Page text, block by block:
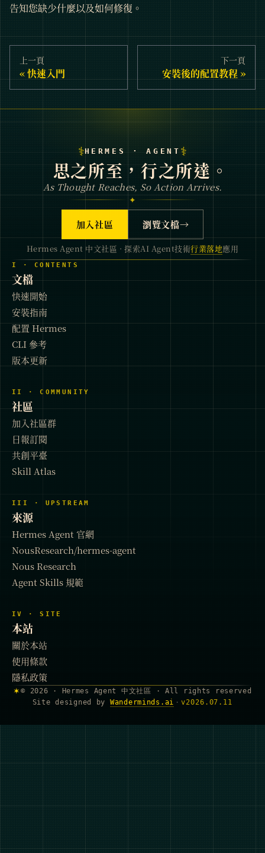
告知您缺少什麼以及如何修復。
上一頁
快速入門
下一頁
安裝後的配置教程
⚕HERMES · AGENT ⚕
思之所至，行之所達。
As Thought Reaches, So Action Arrives.
✦
加入社區 瀏覽文檔→
Hermes Agent 中文社區 · 探索AI Agent技術行業落地應用
I · CONTENTS
文檔
快速開始
安裝指南
配置 Hermes
CLI 參考
版本更新
II · COMMUNITY
社區
加入社區群
日報訂閱
共創平臺
Skill Atlas
III · UPSTREAM
來源
Hermes Agent 官網
NousResearch/hermes-agent
Nous Research
Agent Skills 規範
IV · SITE
本站
關於本站
使用條款
隱私政策
✶© 2026 · Hermes Agent 中文社區 · All rights reserved
Site designed by
Wanderminds.ai · v2026.07.11